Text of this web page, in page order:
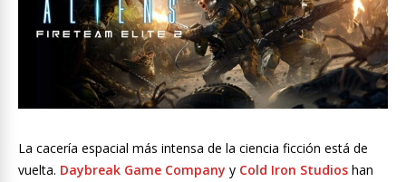
La cacería espacial más intensa de la ciencia ficción está de
vuelta. Daybreak Game Company y Cold Iron Studios han